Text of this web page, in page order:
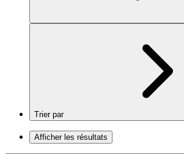
Trier par
Afficher les résultats